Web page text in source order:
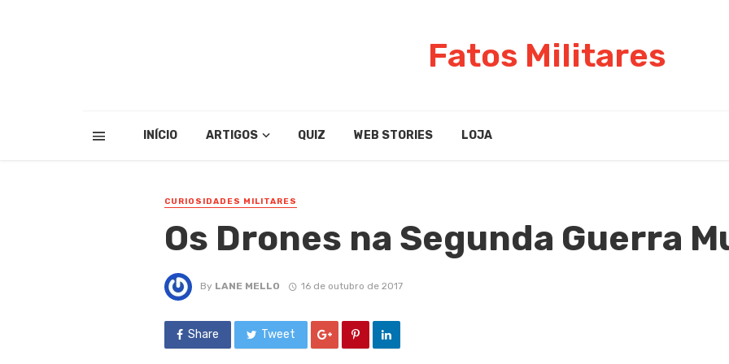
Fatos Militares
INÍCIO ARTIGOS QUIZ WEB STORIES LOJA
CURIOSIDADES MILITARES
Os Drones na Segunda Guerra
By LANE MELLO 16 de outubro de 2017
Share Tweet